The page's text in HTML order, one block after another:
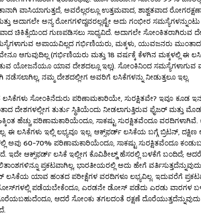
ವಾಸಿಯಾಗುತ್ತದೆ, ಅವರೆಲ್ಲರಲ್ಲೂ ಉತ್ತಮವಾದ, ಶಾಶ್ವತವಾದ
ಅದಾಗಲೇ ಅನ್ಯ ರೋಗಗಳಿದ್ದವರಲ್ಲಷ್ಟೇ ಅದು ಗಂಭೀರ ಸಮಸ್ಯೆಗಳನ್ನುಂಟು
ಚಿಕಿತ್ಸೆಯಿಂದ ಗುಣಪಡಿಸಲು ಸಾಧ್ಯವಿದೆ. ಅದಾಗಲೇ ಸೋಂಕಿತರಾಗಿರುವ
ಅಪಾಯವಿಲ್ಲದ ಗರ್ಭಿಣಿಯರು, ಮಕ್ಕಳು, ಯುವಜನರು
ಆಗುವುದಿಲ್ಲ (ಗರ್ಭಿಣಿಯರು ಮತ್ತು 18 ವರ್ಷಕ್ಕೆ ಕೆಳಗಿನ ಮಕ್ಕಳಲ್ಲಿ ಈ
ಯೋಜನೆಯೂ ಯಾವ ದೇಶದಲ್ಲೂ ಇಲ್ಲ). ಸೋಂಕಿನಿಂದ
ನಮ್ಮ ದೇಶದಲ್ಲೀಗ ಅವರಿಗೆ ಲಸಿಕೆಗಳನ್ನು ನೀಡುತ್ತಲೂ ಇಲ್ಲ.
ಸೋಂಕಿನೆದುರು ಪರಿಣಾಮಕಾರಿಯೇ, ಸುರಕ್ಷಿತವೇ? ಇವೂ ಕೂಡ
ದೇಶಗಳಲ್ಲೀಗ ತುರ್ತು ಸ್ಥಿತಿಯೆಂದು ನೀಡಲಾಗುತ್ತಿರುವ ಫೈಜರ್ ಮತ್ತು
ಹೆಚ್ಚು ಪರಿಣಾಮಕಾರಿಯೆಂದೂ, ಸಾಕಷ್ಟು ಸುರಕ್ಷಿತವೆಂದೂ ವರದಿಗಳಾಗಿವೆ.
ಈ ಲಸಿಕೆಗಳು ಇಲ್ಲಿ ಲಭ್ಯವೂ ಇಲ್ಲ. ಆಕ್ಸ್‌ಫರ್ಡ್ ಲಸಿಕೆಯ ಬಗ್ಗೆ ಬ್ರಿಟನ್, ದಕ್ಷಿಣ
ಅವು 60-70% ಪರಿಣಾಮಕಾರಿಯೆಂದೂ, ಸಾಕಷ್ಟು ಸುರಕ್ಷಿತವೆಂದೂ
ಇದೇ ಆಕ್ಸ್‌ಫರ್ಡ್ ಲಸಿಕೆ ಇಲ್ಲೀಗ ಕೊವಿಶೀಲ್ಡ್ ಹೆಸರಲ್ಲಿ ಬಳಕೆಗೆ ಬಂದಿದೆ;
ಪ್ರಕಟವಾಗಿಲ್ಲ, ಭಾರತೀಯರಲ್ಲಿ ಅದು ಹೇಗೆ
ಯಾವ ಹಂತದ ಪರೀಕ್ಷೆಗಳ ವರದಿಗಳೂ ಲಭ್ಯವಿಲ್ಲ. ಇದುವರೆಗೆ
ಡೋಸ್‌ಗಳಲ್ಲಿ ಪಡೆಯಬೇಕೆಂದೂ, ಎರಡನೇ ಡೋಸ್ ಪಡೆದು ಎರಡು ವಾರಗಳ
ಆದರೆ ಸೋಂಕು ತಗಲದಂತೆ ರಕ್ಷಣೆ ದೊರೆಯುತ್ತದೆನ್ನುವುದು